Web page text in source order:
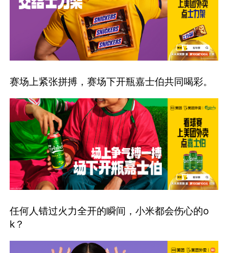
赛场上紧张拼搏，赛场下开瓶嘉士伯共同喝彩。
任何人错过火力全开的瞬间，小米都会伤心的o
k？